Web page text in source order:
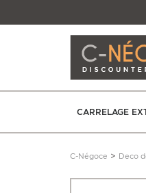
CARRELAGE
C-Négoce > Deco